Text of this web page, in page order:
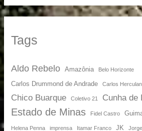
Tags
Aldo Rebelo Amazônia Belo Horizonte
Carlos Drummond de Andrade Carlos
Chico Buarque Coletivo 21 Cunha de
Estado de Minas Fidel Castro
Helena Penna imprensa Itamar Franco JK